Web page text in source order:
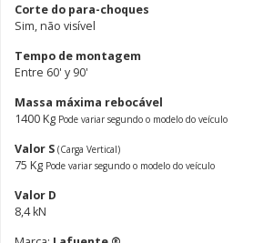
Corte do para-choques
Sim, não visível
Tempo de montagem
Entre 60' y 90'
Massa máxima rebocável
1400 Kg Pode variar segundo o modelo do veículo
Valor S (Carga Vertical)
75 Kg Pode variar segundo o modelo do veículo
Valor D
8,4 kN